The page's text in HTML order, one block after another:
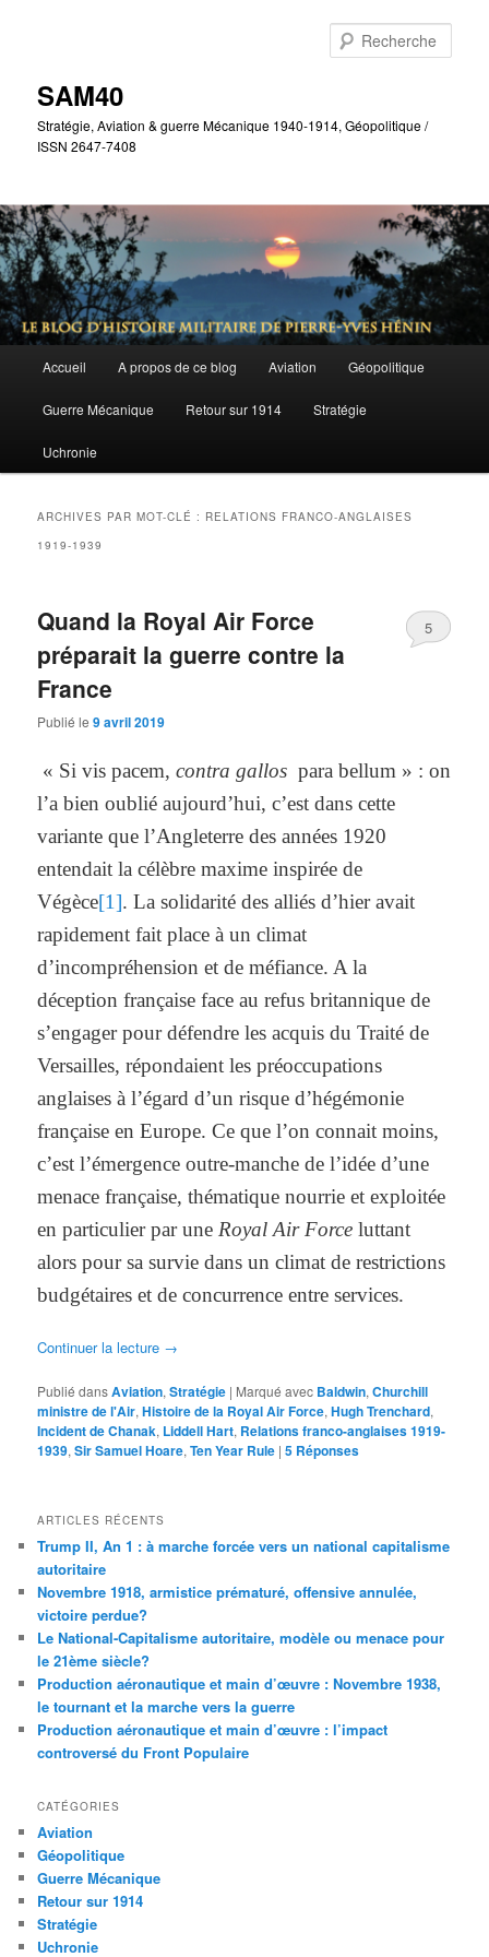
SAM40
Stratégie, Aviation & guerre Mécanique 1940-1914, Géopolitique /
ISSN 2647-7408
principal
Accueil A propos de ce blog Aviation Géopolitique
Guerre Mécanique Retour sur 1914 Stratégie
Uchronie
ARCHIVES PAR MOT-CLÉ : RELATIONS FRANCO-ANGLAISES
1919-1939
Quand la Royal Air Force
préparait la guerre contre la
France
Publié le9 avril 2019
5
« Si vis pacem,contra gallos para bellum » : on
l’a bien oublié aujourd’hui, c’est dans cette
variante que l’Angleterre des années 1920
entendait la célèbre maxime inspirée de
Végèce[1]. La solidarité des alliés d’hier avait
rapidement fait place à un climat
d’incompréhension et de méfiance. A la
déception française face au refus britannique de
s’engager pour défendre les acquis du Traité de
Versailles, répondaient les préoccupations
anglaises à l’égard d’un risque d’hégémonie
française en Europe. Ce que l’on connait moins,
c’est l’émergence outre-manche de l’idée d’une
menace française, thématique nourrie et exploitée
en particulier par uneRoyal Air Force luttant
alors pour sa survie dans un climat de restrictions
budgétaires et de concurrence entre services.
Continuer la lecture →
Publié dansAviation,Stratégie | Marqué avec Baldwin,Churchill
ministre de l'Air,Histoire de la Royal Air Force,Hugh Trenchard,
Incident de Chanak, Liddell Hart, Relations franco-anglaises 1919-
1939,Sir Samuel Hoare,Ten Year Rule |5 Réponses
ARTICLES RÉCENTS
Trump II, An 1 : à marche forcée vers un national capitalisme
autoritaire
Novembre 1918, armistice prématuré, offensive annulée,
victoire perdue?
Le National-Capitalisme autoritaire, modèle ou menace pour
le 21ème siècle?
Production aéronautique et main d’œuvre : Novembre 1938,
le tournant et la marche vers la guerre
Production aéronautique et main d’œuvre : l’impact
controversé du Front Populaire
CATÉGORIES
Aviation
Géopolitique
Guerre Mécanique
Retour sur 1914
Stratégie
Uchronie